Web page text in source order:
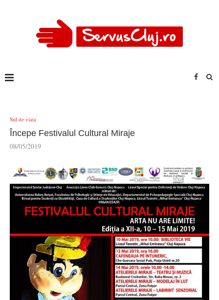
Stil de viata
Începe Festivalul Cultural Miraje
08/05/2019